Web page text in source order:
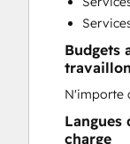
Budgets
N'importe
Langues
charge